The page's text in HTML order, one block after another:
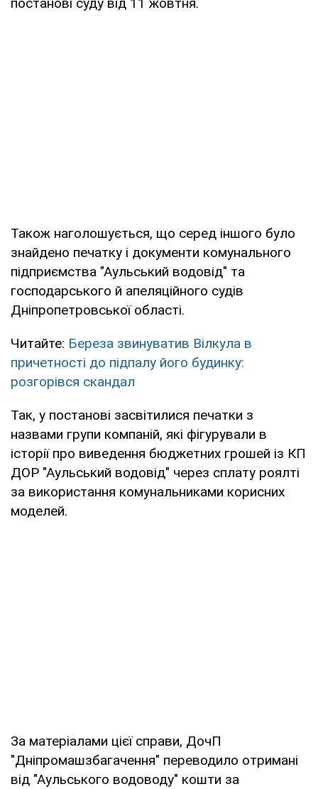
Також наголошується, що серед іншого було
знайдено печатку і документи комунального
підприємства "Аульський водовід" та
господарського й апеляційного судів
Дніпропетровської області.
Читайте: Береза звинуватив Вілкула в
причетності до підпалу його будинку:
розгорівся скандал
Так, у постанові засвітилися печатки з
назвами групи компаній, які фігурували в
історії про виведення бюджетних грошей із КП
ДОР "Аульський водовід" через сплату роялті
за використання комунальниками корисних
моделей.
За матеріалами цієї справи, ДочП
"Дніпромашзбагачення" переводило отримані
від "Аульського водоводу" кошти за